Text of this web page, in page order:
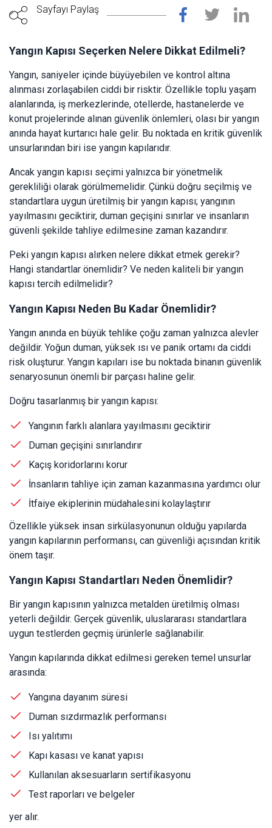
Sayfayı Paylaş
Yangın Kapısı Seçerken Nelere Dikkat Edilmeli?
Yangın, saniyeler içinde büyüyebilen ve kontrol altına
alınması zorlaşabilen ciddi bir risktir. Özellikle toplu yaşam
alanlarında, iş merkezlerinde, otellerde, hastanelerde ve
konut projelerinde alınan güvenlik önlemleri, olası bir yangın
anında hayat kurtarıcı hale gelir. Bu noktada en kritik güvenlik
unsurlarından biri ise yangın kapılarıdır.
Ancak yangın kapısı seçimi yalnızca bir yönetmelik
gerekliliği olarak görülmemelidir. Çünkü doğru seçilmiş ve
standartlara uygun üretilmiş bir yangın kapısı; yangının
yayılmasını geciktirir, duman geçişini sınırlar ve insanların
güvenli şekilde tahliye edilmesine zaman kazandırır.
Peki yangın kapısı alırken nelere dikkat etmek gerekir?
Hangi standartlar önemlidir? Ve neden kaliteli bir yangın
kapısı tercih edilmelidir?
Yangın Kapısı Neden Bu Kadar Önemlidir?
Yangın anında en büyük tehlike çoğu zaman yalnızca alevler
değildir. Yoğun duman, yüksek ısı ve panik ortamı da ciddi
risk oluşturur. Yangın kapıları ise bu noktada binanın güvenlik
senaryosunun önemli bir parçası haline gelir.
Doğru tasarlanmış bir yangın kapısı:
Yangının farklı alanlara yayılmasını geciktirir
Duman geçişini sınırlandırır
Kaçış koridorlarını korur
İnsanların tahliye için zaman kazanmasına yardımcı olur
İtfaiye ekiplerinin müdahalesini kolaylaştırır
Özellikle yüksek insan sirkülasyonunun olduğu yapılarda
yangın kapılarının performansı, can güvenliği açısından kritik
önem taşır.
Yangın Kapısı Standartları Neden Önemlidir?
Bir yangın kapısının yalnızca metalden üretilmiş olması
yeterli değildir. Gerçek güvenlik, uluslararası standartlara
uygun testlerden geçmiş ürünlerle sağlanabilir.
Yangın kapılarında dikkat edilmesi gereken temel unsurlar
arasında:
Yangına dayanım süresi
Duman sızdırmazlık performansı
Isı yalıtımı
Kapı kasası ve kanat yapısı
Kullanılan aksesuarların sertifikasyonu
Test raporları ve belgeler
yer alır.